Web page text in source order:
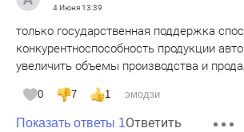
4 Июня13:39
только государственная поддержка
конкурентноспособность продукции
увеличить объемы производства и
0 7 1 эмодзи
Показать ответы 1Ответить